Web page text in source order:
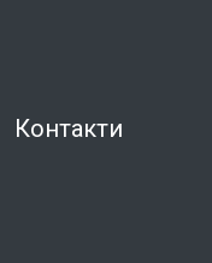
Контакти